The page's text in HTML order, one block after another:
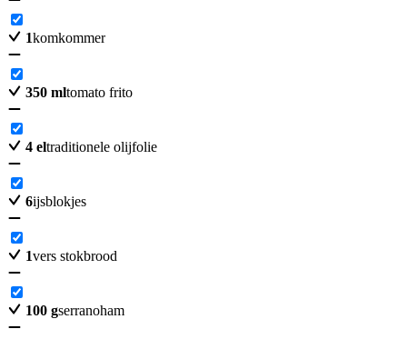
1komkommer
350 mltomato frito
4 eltraditionele olijfolie
6ijsblokjes
1vers stokbrood
100 gserranoham